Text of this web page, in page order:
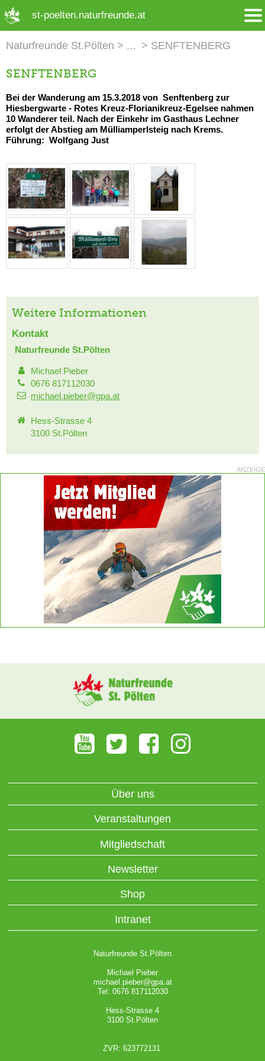
st-poelten.naturfreunde.at
Naturfreunde St.Pölten SENFTENBERG
SENFTENBERG
Bei der Wanderung am 15.3.2018 von Senftenberg zur
Hiesbergwarte - Rotes Kreuz-Florianikreuz-Egelsee nahmen
10 Wanderer teil. Nach der Einkehr im Gasthaus Lechner
erfolgt der Abstieg am Mülliamperlsteig nach Krems.
Führung: Wolfgang Just
Weitere Informationen
Kontakt
Naturfreunde St.Pölten
Michael Pieber
0676 817112030
michael.pieber@gpa.at
Hess-Strasse 4
3100 St.Pölten
ANZEIGE
Über uns
Veranstaltungen
Mitgliedschaft
Newsletter
Shop
Intranet
Naturfreunde St.Pölten
Michael Pieber
michael.pieber@gpa.at
Tel: 0676 817112030
Hess-Strasse 4
3100 St.Pölten
ZVR: 623772131